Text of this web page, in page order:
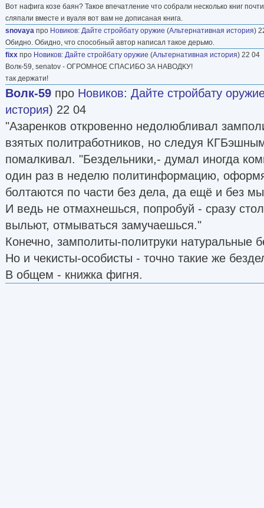
Вот нафига козе баян? Такое впечатление что собрали несколько книг
сляпали вместе и вуаля вот вам не дописаная книга.
snovaya про Новиков: Дайте стройбату оружие (Альтернативная история)
Обидно. Обидно, что способный автор написал такое дерьмо.
fixх про Новиков: Дайте стройбату оружие (Альтернативная история) 22 04
Волк-59, senatov - ОГРОМНОЕ СПАСИБО ЗА НАВОДКУ!
так держати!
Волк-59 про Новиков: Дайте стройбату
история) 22 04
"Азаренков откровенно недолюбливал
взятых политработников, но следуя
помалкивал. "Бездельники,- думал иногда
один раз в неделю политинформацию,
болтаются по части без дела, да ещё и без
И ведь не отмахнешься, попробуй - сразу
выльют, отмываться замучаешься."
Конечно, замполиты-политруки натуральные
Но и чекисты-особисты - точно такие же
В общем - книжка фигня.